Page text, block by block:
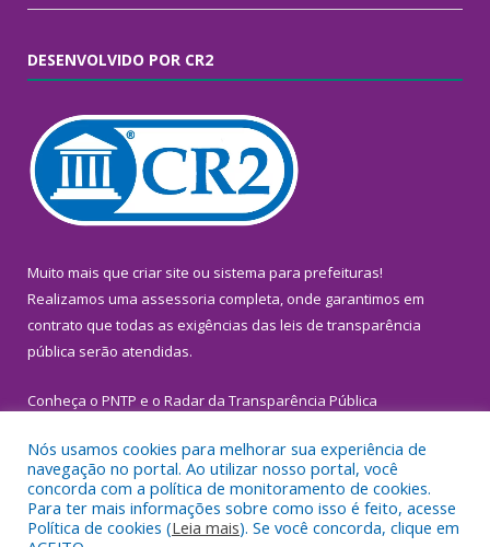
DESENVOLVIDO POR CR2
Muito mais que criar site ou sistema para prefeituras!
Realizamos uma assessoria completa, onde garantimos em
contrato que todas as exigências das leis de transparência
pública serão atendidas.
Conheça o PNTP e o Radar da Transparência Pública
Todos os direitos reservados a Prefeitura Municipal de
Inhangapi.
Nós usamos cookies para melhorar sua experiência de
navegação no portal. Ao utilizar nosso portal, você
concorda com a política de monitoramento de cookies.
Para ter mais informações sobre como isso é feito, acesse
Política de cookies (Leia mais). Se você concorda, clique em